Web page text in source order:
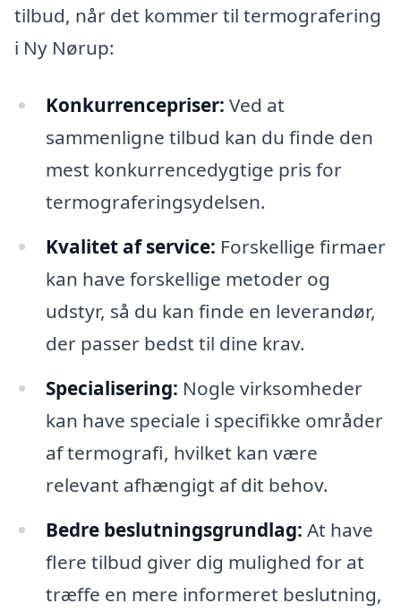
tilbud, når det kommer til termografering
i Ny Nørup:
Konkurrencepriser: Ved at
sammenligne tilbud kan du finde den
mest konkurrencedygtige pris for
termograferingsydelsen.
Kvalitet af service: Forskellige firmaer
kan have forskellige metoder og
udstyr, så du kan finde en leverandør,
der passer bedst til dine krav.
Specialisering: Nogle virksomheder
kan have speciale i specifikke områder
af termografi, hvilket kan være
relevant afhængigt af dit behov.
Bedre beslutningsgrundlag: At have
flere tilbud giver dig mulighed for at
træffe en mere informeret beslutning,